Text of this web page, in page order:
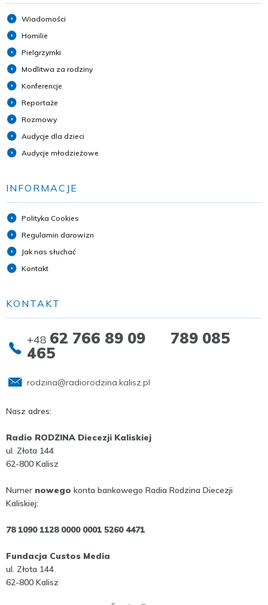
Wiadomości
Homilie
Pielgrzymki
Modlitwa za rodziny
Konferencje
Reportaże
Rozmowy
Audycje dla dzieci
Audycje młodzieżowe
INFORMACJE
Polityka Cookies
Regulamin darowizn
Jak nas słuchać
Kontakt
KONTAKT
+48 62 766 89 09 789 085
465
rodzina@radiorodzina.kalisz.pl
Nasz adres:
Radio RODZINA Diecezji Kaliskiej
ul. Złota 144
62-800 Kalisz
Numer nowego konta bankowego Radia Rodzina Diecezji
Kaliskiej:
78 1090 1128 0000 0001 5260 4471
Fundacja Custos Media
ul. Złota 144
62-800 Kalisz